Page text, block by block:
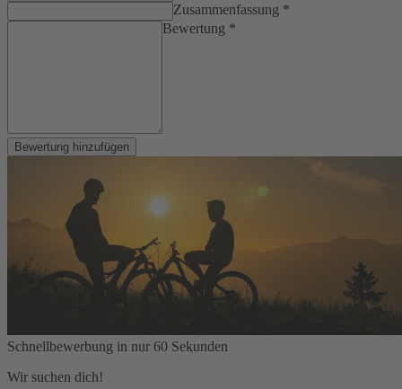
Zusammenfassung *
Bewertung *
Bewertung hinzufügen
Schnellbewerbung in nur 60 Sekunden
Wir suchen dich!